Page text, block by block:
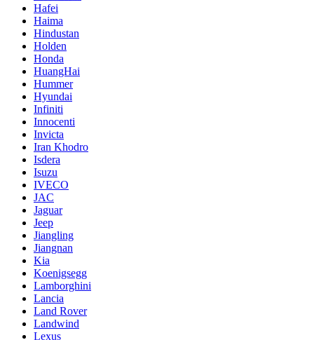
Hafei
Haima
Hindustan
Holden
Honda
HuangHai
Hummer
Hyundai
Infiniti
Innocenti
Invicta
Iran Khodro
Isdera
Isuzu
IVECO
JAC
Jaguar
Jeep
Jiangling
Jiangnan
Kia
Koenigsegg
Lamborghini
Lancia
Land Rover
Landwind
Lexus